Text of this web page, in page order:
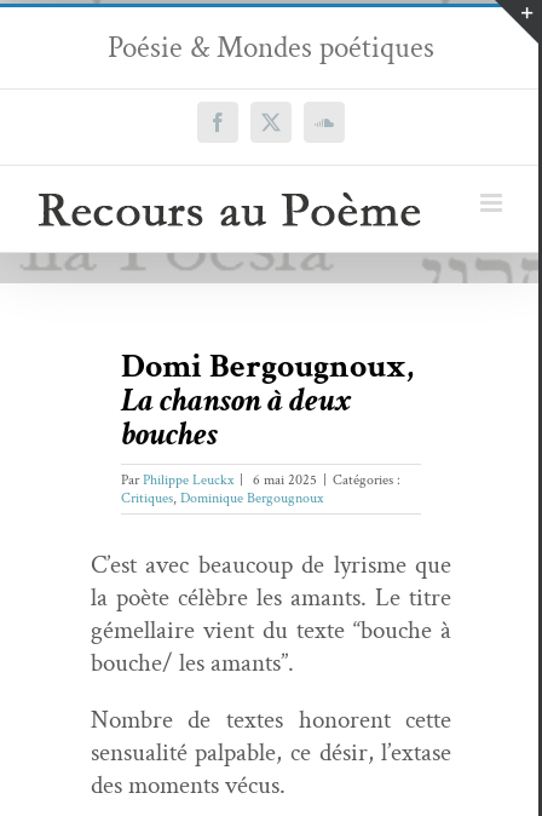
Passer
contenu
Poésie & Mondes poétiques
Facebook
X SoundCloud
Domi Bergougnoux,
La chanson à deux
bouches
ParPhilippe Leuckx 6 mai 2025
Catégories :
Critiques, Dominique Bergougnoux
C’est avec beau­coup de lyrisme que
la poète célèbre les amants. Le titre
gémel­laire vient du texte “bouche à
bouche/ les amants”.
Nom­bre de textes hon­orent cette
sen­su­al­ité pal­pa­ble, ce désir, l’ex­tase
des moments vécus.